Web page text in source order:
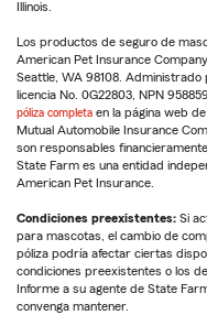
Illinois.
Los productos de seguro de
American Pet Insurance
Seattle, WA 98108. Administrado
licencia No. 0G22803, NPN
póliza completa en la página web
Mutual Automobile Insurance
son responsables
State Farm es una entidad
American Pet Insurance.
Condiciones preexistentes: Si
para mascotas, el cambio de
póliza podría afectar ciertas
condiciones preexistentes o los
Informe a su agente de State
convenga mantener.